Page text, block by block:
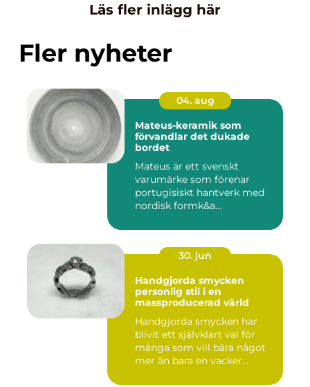
Läs fler inlägg här
Fler nyheter
04. aug
Mateus-keramik som
förvandlar det dukade
bordet
Mateus är ett svenskt
varumärke som förenar
portugisiskt hantverk med
nordisk formk&a...
30. jun
Handgjorda smycken
personlig stil i en
massproducerad värld
Handgjorda smycken har
blivit ett självklart val för
många som vill bära något
mer än bara en vacker...